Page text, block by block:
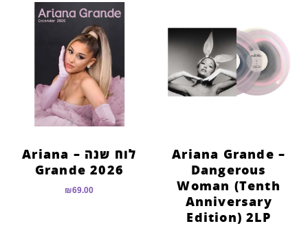
Ariana Grande –
Dangerous
Woman (Tenth
Anniversary
Edition) 2LP
לוח שנה – Ariana
Grande 2026
₪69.00